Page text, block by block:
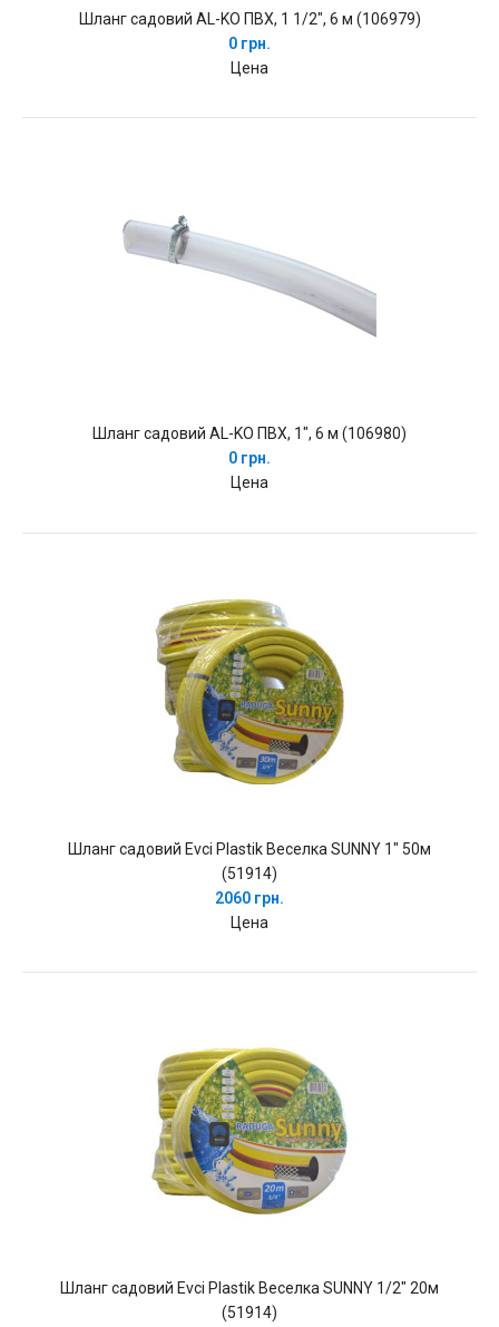
Шланг садовий AL-KO ПВХ, 1 1/2", 6 м (106979)
0 грн.
Цена
Шланг садовий AL-KO ПВХ, 1", 6 м (106980)
0 грн.
Цена
Шланг садовий Evci Plastik Веселка SUNNY 1" 50м
(51914)
2060 грн.
Цена
Шланг садовий Evci Plastik Веселка SUNNY 1/2" 20м
(51914)